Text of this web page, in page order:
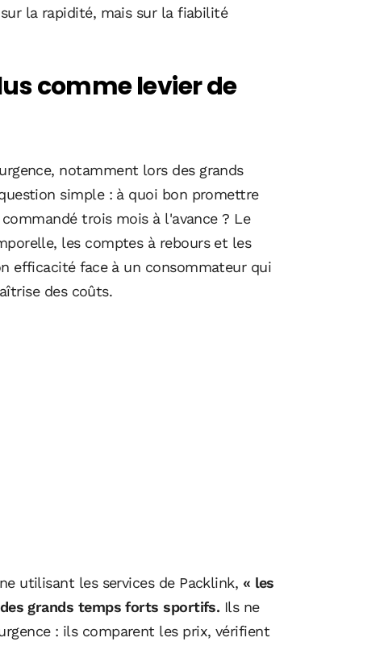
la rapidité, mais sur la fiabilité
comme levier de
notamment lors des grands
simple : à quoi bon promettre
trois mois à l'avance ? Le
les comptes à rebours et les
efficacité face à un consommateur qui
des coûts.
utilisant les services de Packlink, « les
grands temps forts sportifs. Ils ne
: ils comparent les prix, vérifient